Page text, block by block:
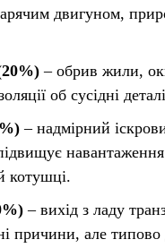
двигуном,
– обрив жили,
об сусідні
– надмірний
котушці.
– вихід з ладу
причини, але